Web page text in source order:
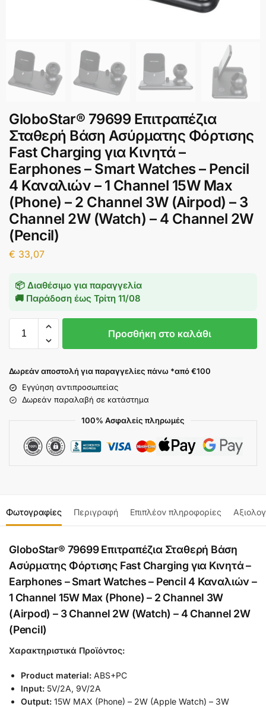
GloboStar® 79699 Επιτραπέζια
Σταθερή Βάση Ασύρματης Φόρτισης
Fast Charging για Κινητά –
Earphones – Smart Watches – Pencil
4 Καναλιών – 1 Channel 15W Max
(Phone) – 2 Channel 3W (Airpod) – 3
Channel 2W (Watch) – 4 Channel 2W
(Pencil)
€ 33,07
📦 Διαθέσιμο για παραγγελία
🚚 Παράδοση έως Τρίτη 11/08
Προσθήκη στο καλάθι
Δωρεάν αποστολή για παραγγελίες πάνω *από €100
Εγγύηση αντιπροσωπείας
Δωρεάν παραλαβή σε κατάστημα
100% Ασφαλείς πληρωμές
Φωτογραφίες Περιγραφή Επιπλέον πληροφορίες
GloboStar® 79699 Επιτραπέζια Σταθερή Βάση
Ασύρματης Φόρτισης Fast Charging για Κινητά –
Earphones – Smart Watches – Pencil 4 Καναλιών –
1 Channel 15W Max (Phone) – 2 Channel 3W
(Airpod) – 3 Channel 2W (Watch) – 4 Channel 2W
(Pencil)
Χαρακτηριστικά Προϊόντος:
Product material: ABS+PC
Input: 5V/2A, 9V/2A
Output: 15W MAX (Phone) – 2W (Apple Watch) – 3W